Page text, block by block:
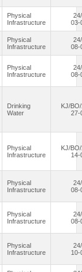
Physical
Infrastructure
03-
Physical
Infrastructure
08-
Physical
Infrastructure
08-
Drinking
Water
KJ/
27-
Physical
Infrastructure
KJ/
14-
Physical
Infrastructure
08-
Physical
Infrastructure
08-
Physical
Infrastructure
10-